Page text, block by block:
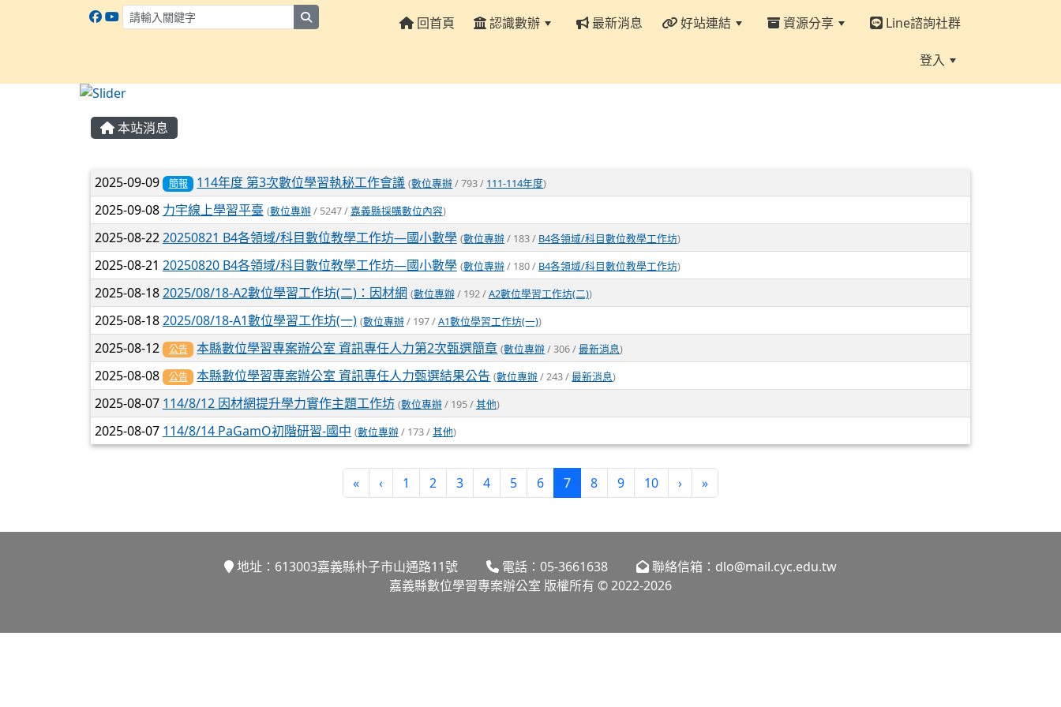
search 回首頁 認識數辦 最新消息 好站連結 資源分享 Line諮詢社群
登入
本站消息
文章列表
2025-09-09 簡報 114年度 第3次數位學習執秘工作會議 (數位專辦/ 793 / 111-114年度)
2025-09-08 力宇線上學習平臺 (數位專辦/ 5247 /嘉義縣採購數位內容)
2025-08-2220250821 B4各領域/科目數位教學工作坊—國小數學 (數位專辦/ 183 / B4各領域/科目數位教學工作坊)
2025-08-21 20250820 B4各領域/科目數位教學工作坊—國小數學 (數位專辦/ 180 / B4各領域/科目數位教學工作坊)
2025-08-182025/08/18-A2數位學習工作坊(二)：因材網 (數位專辦/ 192 /A2數位學習工作坊(二))
2025-08-182025/08/18-A1數位學習工作坊(一) (數位專辦/ 197 /A1數位學習工作坊(一))
2025-08-12 公告 本縣數位學習專案辦公室 資訊專任人力第2次甄選簡章 (數位專辦/ 306 /最新消息)
2025-08-08 公告 本縣數位學習專案辦公室 資訊專任人力甄選結果公告 (數位專辦/ 243 /最新消息)
2025-08-07 114/8/12 因材網提升學力實作主題工作坊 (數位專辦/ 195 /其他)
2025-08-07 114/8/14 PaGamO初階研習-國中 (數位專辦/ 173 /其他)
« ‹ 1 2 3 4 5 6 7(current)
8 9 10 › »
地址：613003嘉義縣朴子市山通路11號 電話：05-3661638
聯絡信箱：dlo@mail.cyc.edu.tw
嘉義縣數位學習專案辦公室 版權所有 © 2022-2026